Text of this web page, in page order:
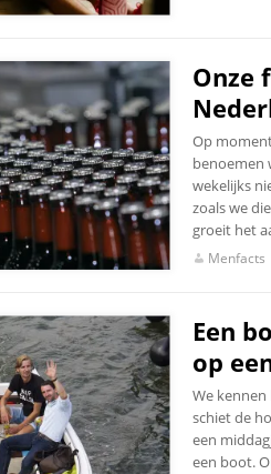
Onze
Op
benoemen
wekelijks
zoals we
groeit het
Menfacts
Een
op
We
schiet de
een
een boot.